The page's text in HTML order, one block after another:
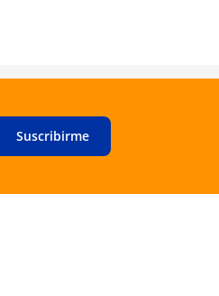
Suscribirme